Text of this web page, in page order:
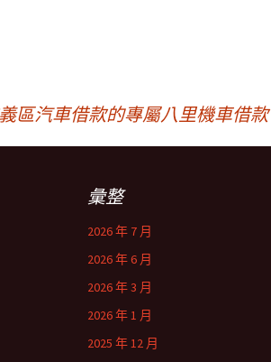
區汽車借款的專屬八里機車借款
彙整
2026 年 7 月
2026 年 6 月
2026 年 3 月
2026 年 1 月
2025 年 12 月